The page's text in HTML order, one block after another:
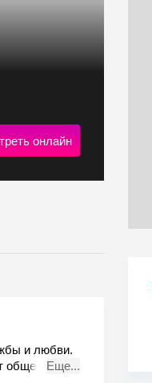
онлайн
и любви.
общей
Еще...